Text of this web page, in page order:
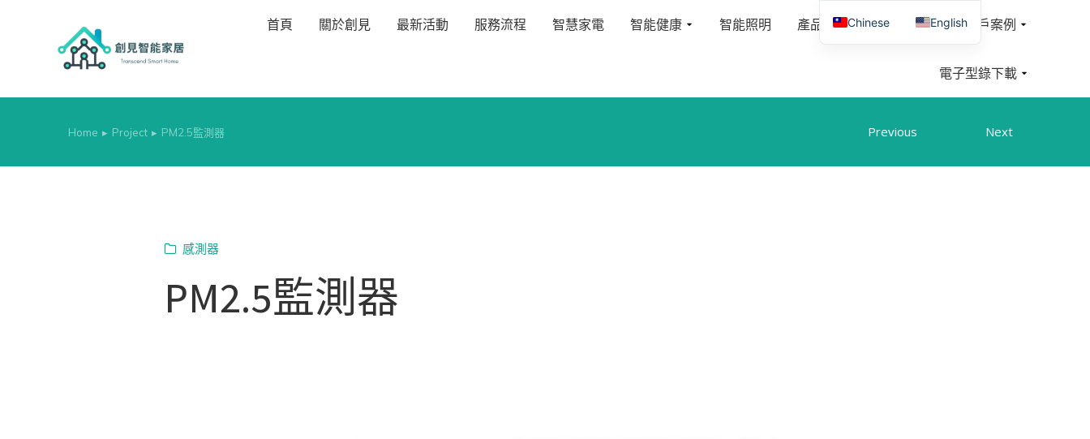
首頁 關於創見 最新活動 服務流程 智慧家電 智能健康 智能照明 產品介紹 聯絡我們 客戶案例
電子型錄下載
You are here:
Home Project PM2.5監測器 Previous Next
感測器
PM2.5監測器
Chinese English